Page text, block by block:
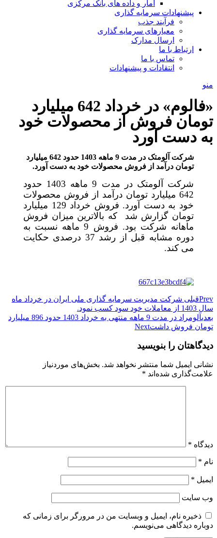
آمار و داده های بانک مرکزی
پیشنهادات سرمایه گذاری
فرآیند جذب
معیارهای سرمایه گذاری
ارسال مدارک
ارتباط با ما
تماس با ما
انتقادات و پیشنهادات
منو
«فالوم» در خرداد 642 میلیارد
تومان فروش از محصولات خود
به دست آورد
شرکت آلومتک در مدت 9 ماهه 1403 حدود 642 میلیارد
تومان درآمد از فروش محصولات خود به دست آورد.
شرکت آلومتک در مدت 9 ماهه 1403 حدود
642 میلیارد تومان درآمد از فروش محصولات
خود به دست آورد. فروش خرداد 129 میلیارد
تومان گزارش شد که بالاترین میزان فروش
ماهانه شرکت بود. فروش 9 ماهه نسبت به
دوره مشابه قبل از رشد 37 درصدی حکایت
می کند.
Prevقبلی شرکت مدیریت سرمایه گذاری ملی ایران در خرداد ماه
سال 1403 از معاملات خود سود کسب نمود.
بعدی
آلومراد در مدت 9 ماهه منتهی به خرداد 1403 حدود 896 میلیارد
تومان فروش داشتNext
دیدگاهتان را بنویسید
نشانی ایمیل شما منتشر نخواهد شد. بخش‌های موردنیاز
علامت‌گذاری شده‌اند *
دیدگاه *
نام *
ایمیل *
وب‌ سایت
ذخیره نام، ایمیل و وبسایت من در مرورگر برای زمانی که
دوباره دیدگاهی می‌نویسم.